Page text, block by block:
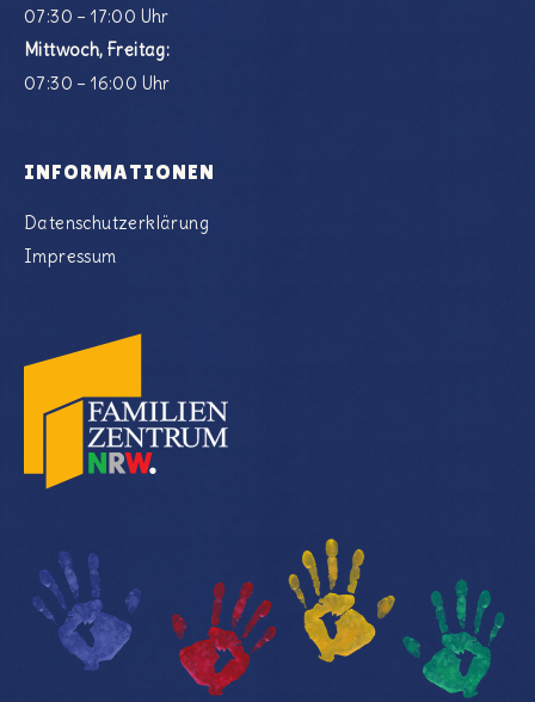
07:30 – 17:00 Uhr
Mittwoch, Freitag:
07:30 – 16:00 Uhr
INFORMATIONEN
Datenschutzerklärung
Impressum